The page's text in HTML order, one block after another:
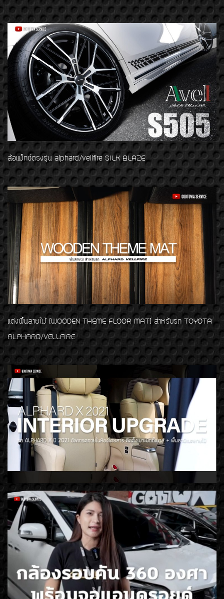
ล้อแม็กซ์ตรงรุ่น alphard/vellfire SILK BLAZE
แต่งพื้นลายไม้ (WOODEN THEME FLOOR MAT) สำหรับรถ TOYOTA
ALPHARD/VELLFIRE